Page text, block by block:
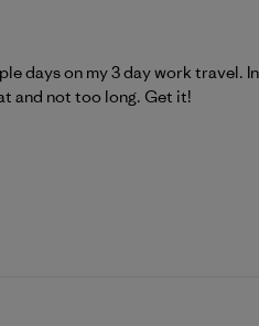
days on my 3 day work travel.
and not too long. Get it!